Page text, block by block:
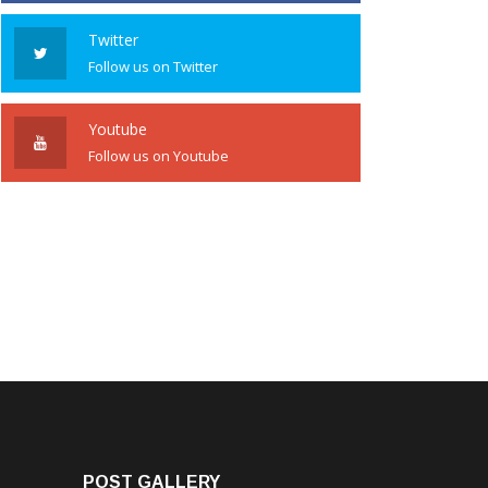
Twitter
Follow us on Twitter
Youtube
Follow us on Youtube
POST GALLERY